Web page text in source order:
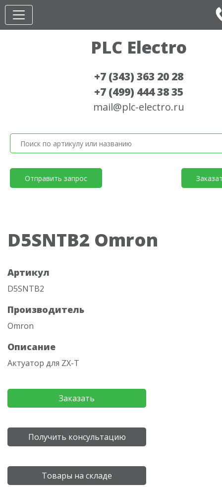
PLC Electro
+7 (343) 363 20 28
+7 (499) 444 38 35
mail@plc-electro.ru
Отправить запрос
D5SNTB2 Omron
Артикул
D5SNTB2
Производитель
Omron
Описание
Актуатор для ZX-T
Заказать
Получить консультацию
Товары на складе